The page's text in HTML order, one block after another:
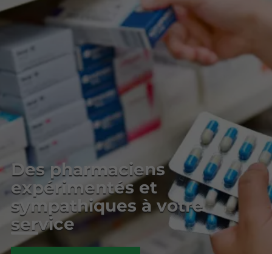
Des pharmaciens
expérimentés et
sympathiques à votre
service